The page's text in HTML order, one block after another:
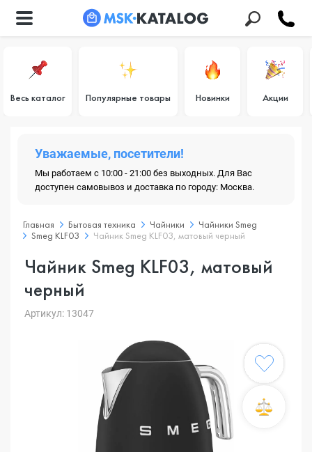
Весь каталог Популярные товары Новинки Акции
Уважаемые, посетители!
Мы работаем с 10:00 - 21:00 без выходных. Для Вас
доступен самовывоз и доставка по городу: Москва.
Главная Бытовая техника Чайники
Чайники Smeg
Smeg KLF03
Чайник Smeg KLF03, матовый черный
Чайник Smeg KLF03, матовый
черный
Артикул: 13047